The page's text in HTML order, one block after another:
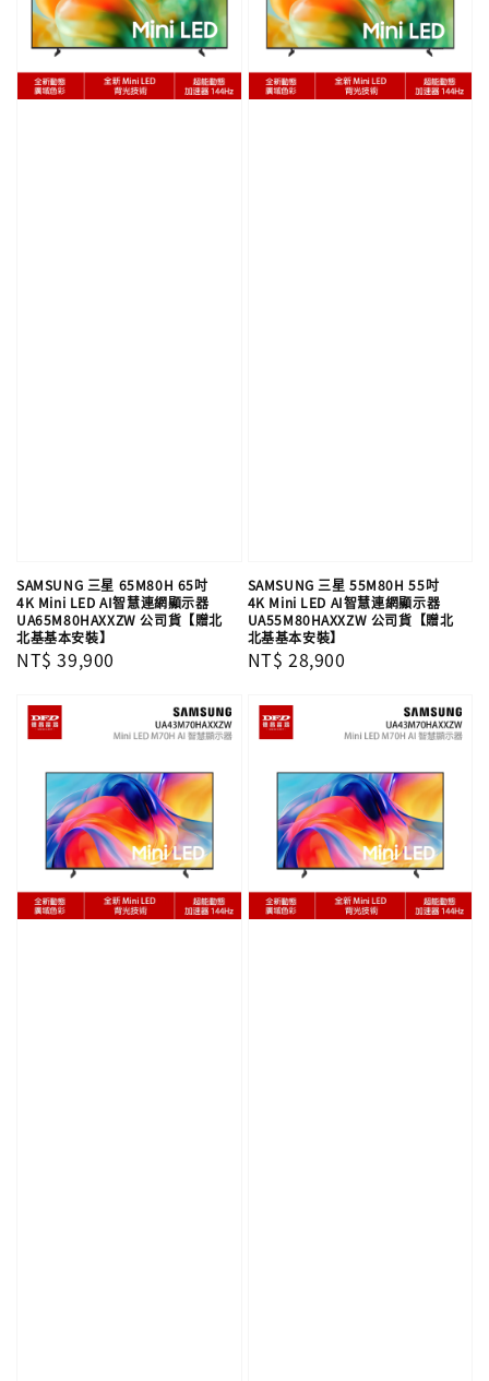
SAMSUNG 三星 65M80H 65吋
4K Mini LED AI智慧連網顯示器
UA65M80HAXXZW 公司貨【贈北
北基基本安裝】
Regular
NT$ 39,900
SAMSUNG 三星 55M80H 55吋
4K Mini LED AI智慧連網顯示器
UA55M80HAXXZW 公司貨【贈北
北基基本安裝】
Regular
NT$ 28,900